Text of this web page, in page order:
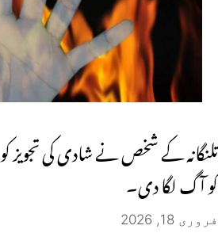
تلنگانہ کے شخص نے شادی کی تجویز
کو آگ لگا دی۔
فروری 18, 2026